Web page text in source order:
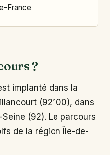
France
?
implanté dans la
(92100), dans
(92). Le parcours
de la région Île-de-